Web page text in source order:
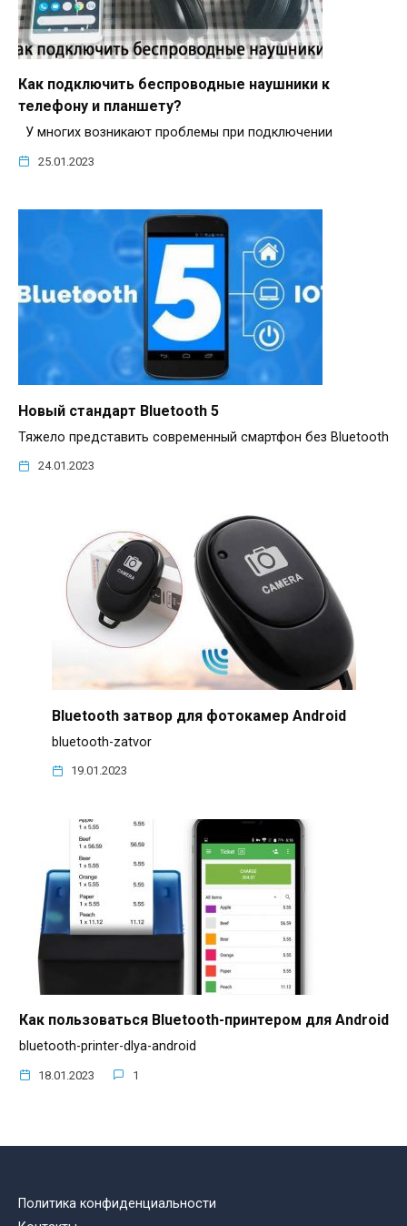
Как подключить беспроводные наушники к
телефону и планшету?
У многих возникают проблемы при подключении
25.01.2023
Новый стандарт Bluetooth 5
Тяжело представить современный смартфон без Bluetooth
24.01.2023
Bluetooth затвор для фотокамер Android
bluetooth-zatvor
19.01.2023
Как пользоваться Bluetooth-принтером для Android
bluetooth-printer-dlya-android
18.01.2023 1
Политика конфиденциальности